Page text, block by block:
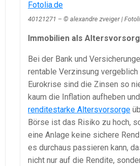
40121271 – © alexandre zveiger |
Immobilien als
Bei der Bank und
rentable Verzinsung
Eurokrise sind die Zinsen so
kaum die Inflation aufheben
renditestarke Altersvorsorge
Börse ist das Risiko zu hoch,
eine Anlage keine sichere
es durchaus passieren kann,
nicht nur auf die Rendite,